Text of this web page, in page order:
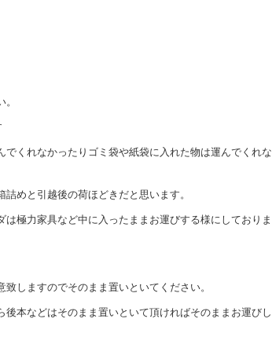
くれなかったりゴミ袋や紙袋に入れた物は運んでくれな
めと引越後の荷ほどきだと思います。
極力家具など中に入ったままお運びする様にしておりま
しますのでそのまま置いといてください。
本などはそのまま置いといて頂ければそのままお運びし